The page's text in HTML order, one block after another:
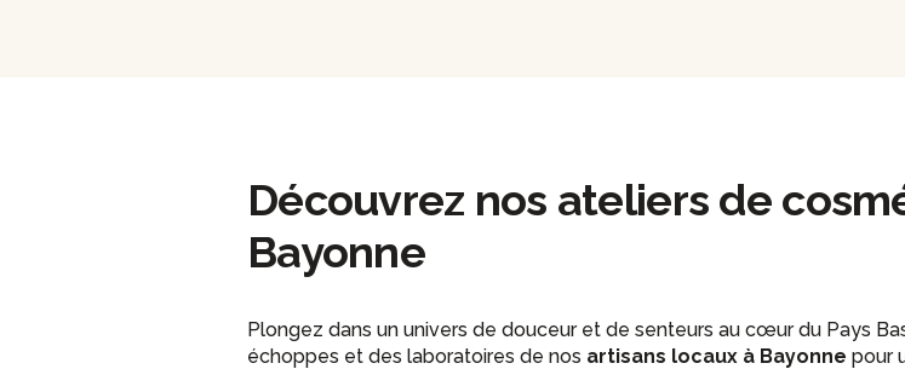
Découvrez nos ateliers de
Bayonne
Plongez dans un univers de douceur et de senteurs au cœur du Pays
échoppes et des laboratoires de nos artisans locaux à Bayonne pour